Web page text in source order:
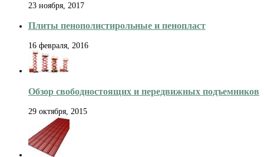
23 ноября, 2017
Плиты пенополистирольные и пенопласт
16 февраля, 2016
Обзор свободностоящих и передвижных подъемников
29 октября, 2015